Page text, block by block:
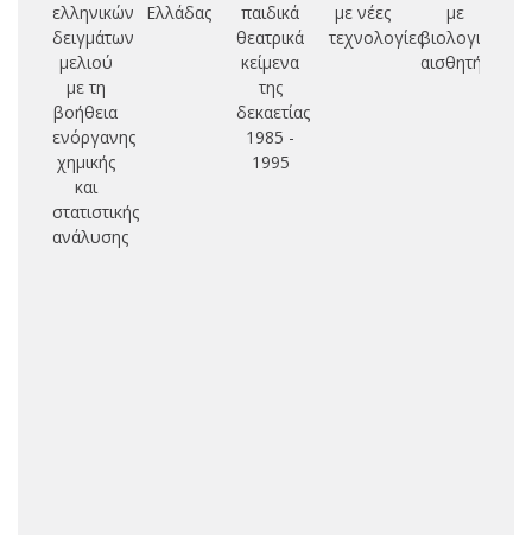
ελληνικών
δειγμάτων
μελιού
με τη
βοήθεια
ενόργανης
χημικής
και
στατιστικής
ανάλυσης
Ελλάδας
παιδικά
θεατρικά
κείμενα
της
δεκαετίας
1985 -
1995
με νέες
τεχνολογίες
με
βιολογικούς
αισθητήρες